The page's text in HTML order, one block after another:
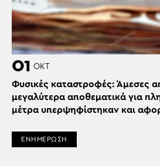
01 ΟΚΤ
Φυσικές καταστροφές: Άμεσες
μεγαλύτερα αποθεματικά για
μέτρα υπερψηφίστηκαν και
ΕΝΗΜΕΡΩΣΗ